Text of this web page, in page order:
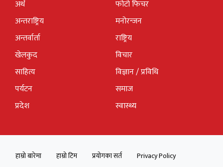
अर्थ
अन्तराष्ट्रिय
अन्तर्वार्ता
खेलकुद
साहित्य
पर्यटन
प्रदेश
फोटो फिचर
मनोरन्जन
राष्ट्रिय
विचार
विज्ञान / प्रविधि
समाज
स्वास्थ्य
हाम्रो बारेमा हाम्रो टिम प्रयोगका सर्त Privacy Policy